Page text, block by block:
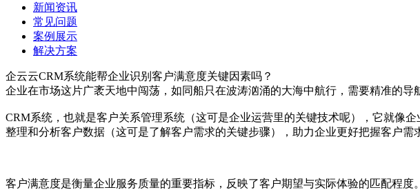
新闻资讯
常见问题
案例展示
解决方案
企云云CRM系统能帮企业识别客户满意度关键因素吗？
企业在市场这片广袤天地中闯荡，如同船只在波涛汹涌的大海中航行，需要精准的
CRM系统，也就是客户关系管理系统（这可是企业运营里的关键技术呢），它就像
整理和分析客户数据（这可是了解客户需求的关键步骤），助力企业更好把握客户需
客户满意度是衡量企业服务质量的重要指标，反映了客户期望与实际体验的匹配程